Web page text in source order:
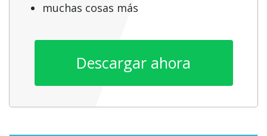
muchas cosas más
Descargar ahora